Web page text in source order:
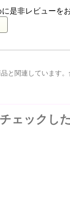
是非レビューを
と関連しています。
ェックし